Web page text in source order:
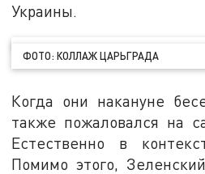
Украины.
ФОТО: КОЛЛАЖ ЦАРЬГРАДА
Когда они накануне
также пожаловался на
Естественно в
Помимо этого,